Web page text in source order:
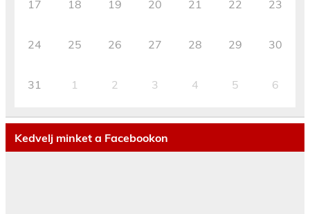
17 18 19 20 21 22 23
24 25 26 27 28 29 30
31 1 2 3 4 5 6
Kedvelj minket a Facebookon